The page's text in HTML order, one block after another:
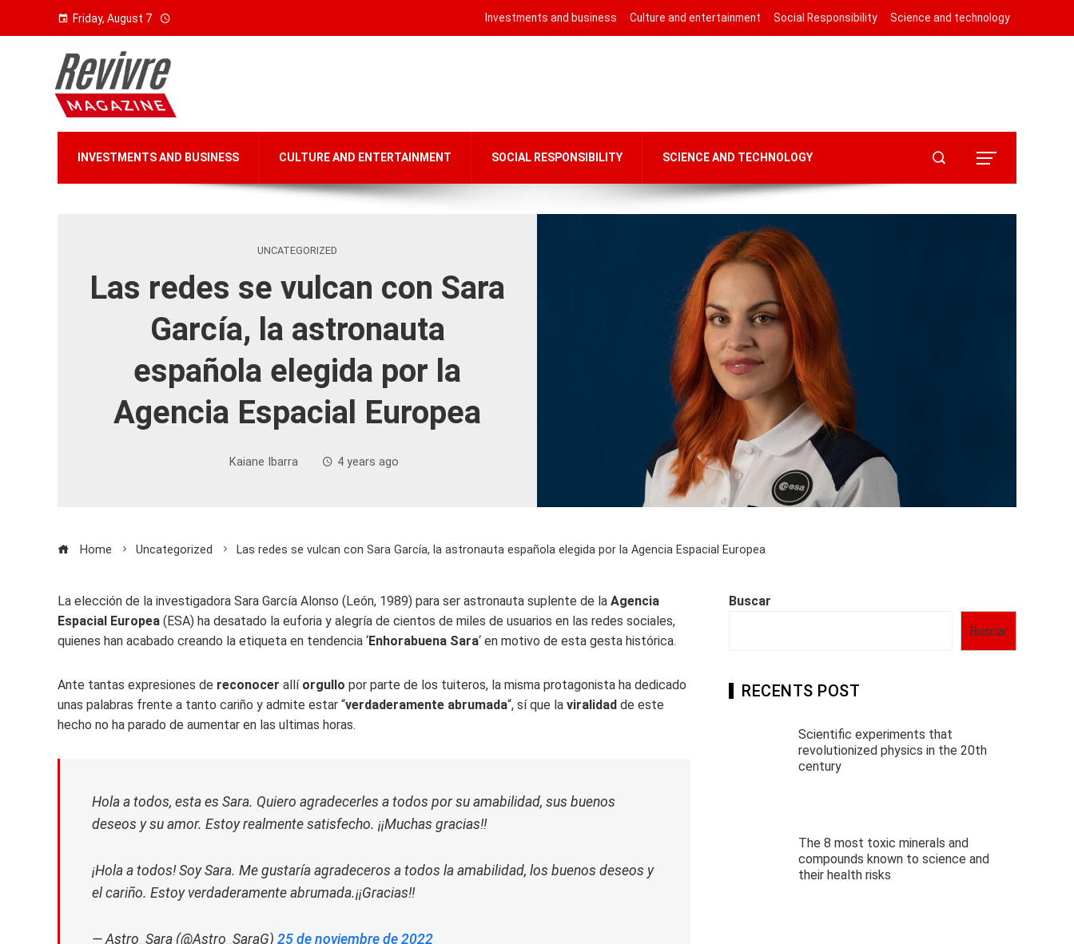
Friday, August 7 Investments and business Culture and entertainment Social Responsibility Science and technology
INVESTMENTS AND BUSINESS CULTURE AND ENTERTAINMENT SOCIAL RESPONSIBILITY SCIENCE AND TECHNOLOGY
UNCATEGORIZED
Las redes se vulcan con Sara
García, la astronauta
española elegida por la
Agencia Espacial Europea
Kaiane Ibarra 4 years ago
Home Uncategorized Las redes se vulcan con Sara García, la astronauta española elegida por la Agencia Espacial Europea
La elección de la investigadora Sara García Alonso (León, 1989) para ser astronauta suplente de la Agencia
Espacial Europea (ESA) ha desatado la euforia y alegría de cientos de miles de usuarios en las redes sociales,
quienes han acabado creando la etiqueta en tendencia ‘Enhorabuena Sara‘ en motivo de esta gesta histórica.
Ante tantas expresiones de reconocer allí orgullo por parte de los tuiteros, la misma protagonista ha dedicado
unas palabras frente a tanto cariño y admite estar “verdaderamente abrumada“, sí que la viralidad de este
hecho no ha parado de aumentar en las ultimas horas.
Hola a todos, esta es Sara. Quiero agradecerles a todos por su amabilidad, sus buenos
deseos y su amor. Estoy realmente satisfecho. ¡¡Muchas gracias!!
¡Hola a todos! Soy Sara. Me gustaría agradeceros a todos la amabilidad, los buenos deseos y
el cariño. Estoy verdaderamente abrumada.¡¡Gracias!!
— Astro_Sara (@Astro_SaraG) 25 de noviembre de 2022
Buscar
Buscar
RECENTS POST
Scientific experiments that
revolutionized physics in the 20th
century
The 8 most toxic minerals and
compounds known to science and
their health risks